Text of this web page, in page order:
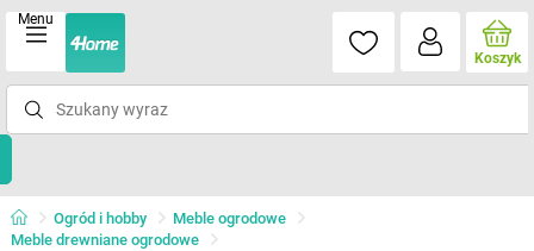
Menu
Koszyk
Ogród i hobby
Meble ogrodowe
Meble drewniane ogrodowe